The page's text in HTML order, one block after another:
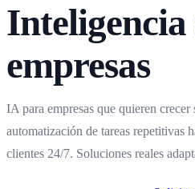
Mantenimiento y soporte
Servidores e Integraciones
empresas
IA para empresas que quieren crecer
automatización de tareas repetitivas
clientes 24/7. Soluciones reales